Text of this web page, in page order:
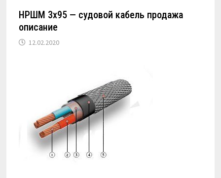
НРШМ 3х95 — судовой кабель продажа
описание
12.02.2020